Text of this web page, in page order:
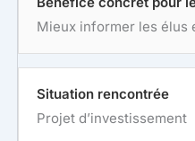
Mieux informer les élus
Projet d’investissement